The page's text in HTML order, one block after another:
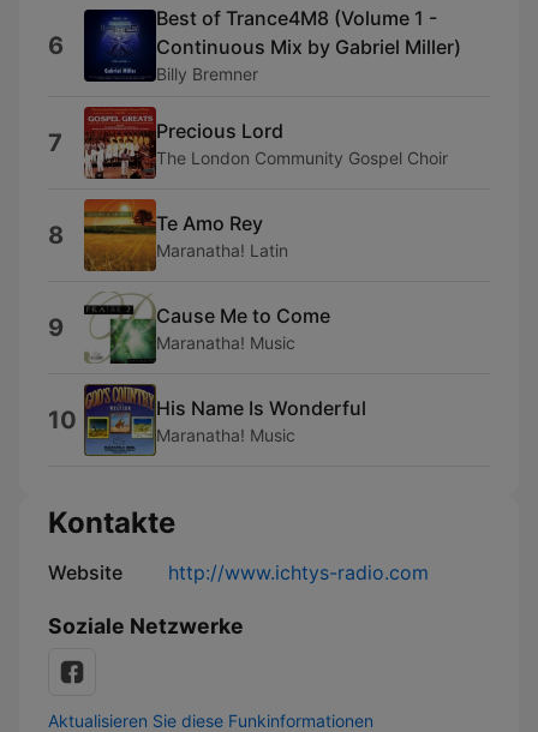
6
Best of Trance4M8 (Volume 1 -
Continuous Mix by Gabriel Miller)
Billy Bremner
7 Precious Lord
The London Community Gospel Choir
8 Te Amo Rey
Maranatha! Latin
9 Cause Me to Come
Maranatha! Music
10 His Name Is Wonderful
Maranatha! Music
Kontakte
Website http://www.ichtys-radio.com
Soziale Netzwerke
Aktualisieren Sie diese Funkinformationen